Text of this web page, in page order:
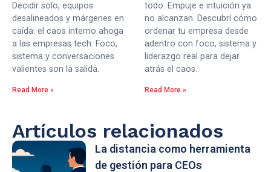
Decidir solo, equipos
desalineados y márgenes en
caída: el caos interno ahoga
a las empresas tech. Foco,
sistema y conversaciones
valientes son la salida.
Read More »
todo. Empuje e intuición ya
no alcanzan. Descubrí cómo
ordenar tu empresa desde
adentro con foco, sistema y
liderazgo real para dejar
atrás el caos.
Read More »
Artículos relacionados
La distancia como herramienta
de gestión para CEOs